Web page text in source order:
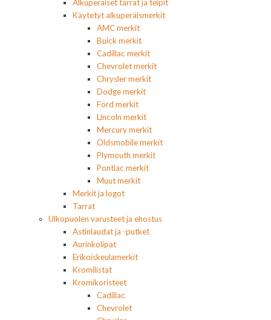
Alkuperäiset tarrat ja teipit
Käytetyt alkuperäismerkit
AMC merkit
Buick merkit
Cadillac merkit
Chevrolet merkit
Chrysler merkit
Dodge merkit
Ford merkit
Lincoln merkit
Mercury merkit
Oldsmobile merkit
Plymouth merkit
Pontiac merkit
Muut merkit
Merkit ja logot
Tarrat
Ulkopuolen varusteet ja ehostus
Astinlaudat ja -putket
Aurinkolipat
Erikoiskeulamerkit
Kromilistat
Kromikoristeet
Cadillac
Chevrolet